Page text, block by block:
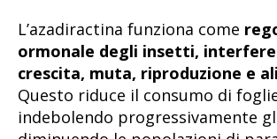
L’azadiractina funziona come
ormonale degli insetti,
crescita, muta, riproduzione e
Questo riduce il consumo di
indebolendo progressivamente